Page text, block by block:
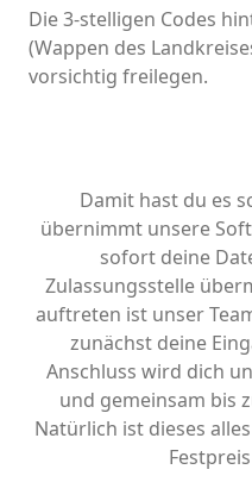
Die 3-stelligen Codes
(Wappen des
vorsichtig freilegen.
Damit hast du es
übernimmt unsere
sofort deine
Zulassungsstelle
auftreten ist unser
zunächst deine
Anschluss wird dich
und gemeinsam bis
Natürlich ist dieses